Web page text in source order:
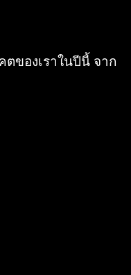
ของเราในปีนี้ จาก